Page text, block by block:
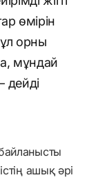
өмірін
орны
мұндай
дейді
ашық әрі